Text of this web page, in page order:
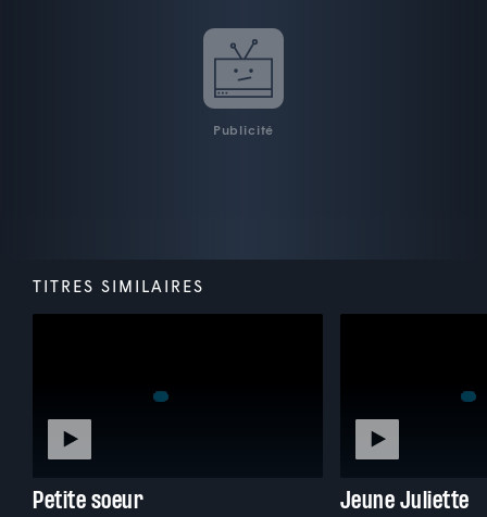
Publicité
TITRES SIMILAIRES
Petite soeur Jeune Juliette